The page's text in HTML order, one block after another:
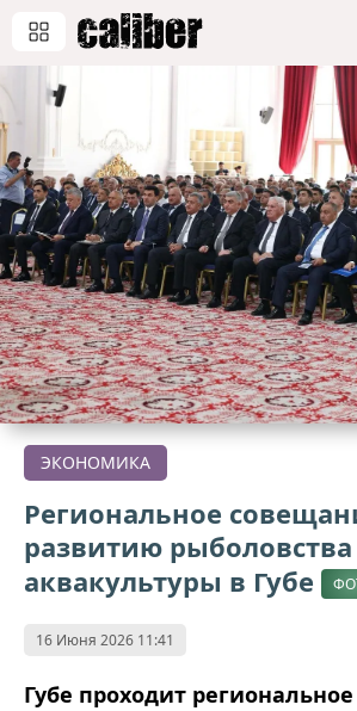
ЭКОНОМИКА
Региональное
развитию
аквакультуры в Губе
16 Июня 2026 11:41
Губе проходит